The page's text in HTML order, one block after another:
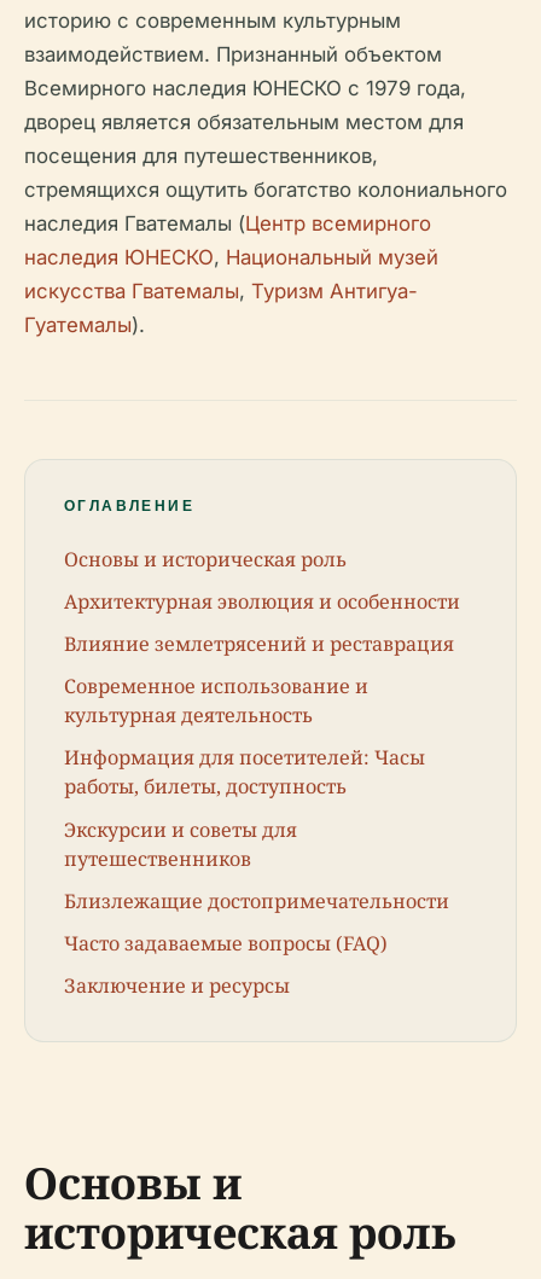
историю с современным культурным
взаимодействием. Признанный объектом
Всемирного наследия ЮНЕСКО с 1979 года,
дворец является обязательным местом для
посещения для путешественников,
стремящихся ощутить богатство колониального
наследия Гватемалы (Центр всемирного
наследия ЮНЕСКО, Национальный музей
искусства Гватемалы, Туризм Антигуа-
Гуатемалы).
ОГЛАВЛЕНИЕ
Основы и историческая роль
Архитектурная эволюция и особенности
Влияние землетрясений и реставрация
Современное использование и
культурная деятельность
Информация для посетителей: Часы
работы, билеты, доступность
Экскурсии и советы для
путешественников
Близлежащие достопримечательности
Часто задаваемые вопросы (FAQ)
Заключение и ресурсы
Основы и
историческая роль